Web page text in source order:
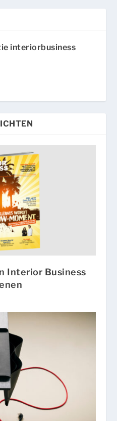
interiorbusiness
Interior Business